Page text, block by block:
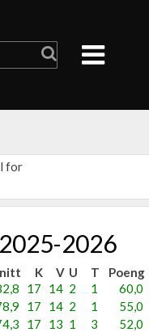
for
2026
K V U T
Poeng
17 14 2 1
60,0
17 14 2 1
55,0
17 13 1 3
52,0